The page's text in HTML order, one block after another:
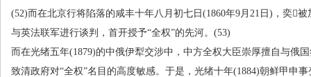
(52)而在北京行将陷落的咸丰十年八月初七日 (1860年9月 21 日 ) ，奕
与英法联军进行谈判，首开授予“全权”的先河。 (53)
而在光绪五年(1879)的中俄伊犁交涉中，中方全权大臣崇厚擅自与俄
致清政府对“全权”名目的高度敏感。于是，光绪十年(1884)朝鲜甲申事